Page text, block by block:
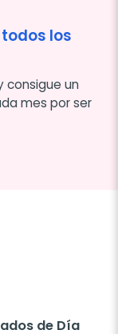
todos los
consigue un
mes por ser
de Día